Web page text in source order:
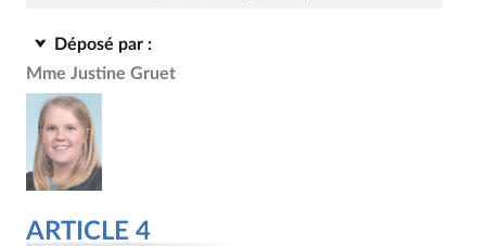
Déposé par :
Mme Justine Gruet
ARTICLE 4